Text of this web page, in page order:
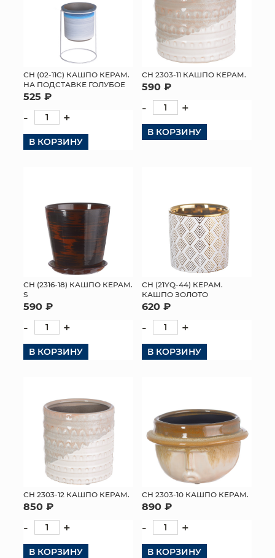
СН (02-11C) КАШПО КЕРАМ.
НА ПОДСТАВКЕ ГОЛУБОЕ
525 ₽
- +
В КОРЗИНУ
СН 2303-11 КАШПО КЕРАМ.
590 ₽
- +
В КОРЗИНУ
СН (2316-18) КАШПО КЕРАМ.
S
590 ₽
- +
В КОРЗИНУ
СН (21YQ-44) КЕРАМ.
КАШПО ЗОЛОТО
620 ₽
- +
В КОРЗИНУ
СН 2303-12 КАШПО КЕРАМ.
850 ₽
- +
В КОРЗИНУ
СН 2303-10 КАШПО КЕРАМ.
890 ₽
- +
В КОРЗИНУ